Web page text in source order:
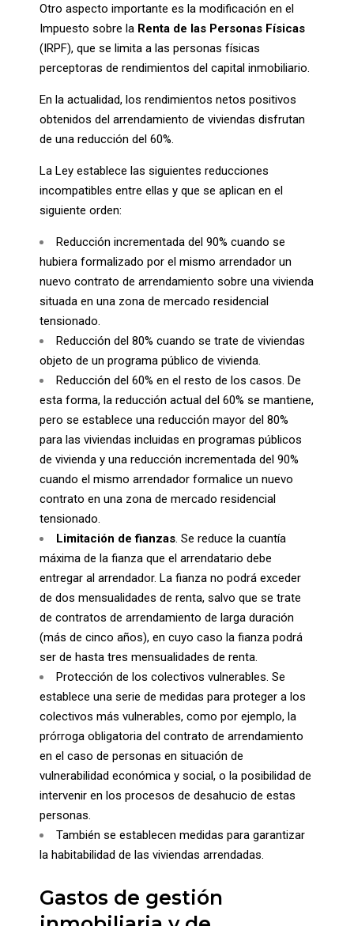
Otro aspecto importante es la modificación en el
Impuesto sobre la Renta de las Personas Físicas
(IRPF), que se limita a las personas físicas
perceptoras de rendimientos del capital inmobiliario.
En la actualidad, los rendimientos netos positivos
obtenidos del arrendamiento de viviendas disfrutan
de una reducción del 60%.
La Ley establece las siguientes reducciones
incompatibles entre ellas y que se aplican en el
siguiente orden:
Reducción incrementada del 90% cuando se
hubiera formalizado por el mismo arrendador un
nuevo contrato de arrendamiento sobre una vivienda
situada en una zona de mercado residencial
tensionado.
Reducción del 80% cuando se trate de viviendas
objeto de un programa público de vivienda.
Reducción del 60% en el resto de los casos. De
esta forma, la reducción actual del 60% se mantiene,
pero se establece una reducción mayor del 80%
para las viviendas incluidas en programas públicos
de vivienda y una reducción incrementada del 90%
cuando el mismo arrendador formalice un nuevo
contrato en una zona de mercado residencial
tensionado.
Limitación de fianzas . Se reduce la cuantía
máxima de la fianza que el arrendatario debe
entregar al arrendador. La fianza no podrá exceder
de dos mensualidades de renta, salvo que se trate
de contratos de arrendamiento de larga duración
(más de cinco años), en cuyo caso la fianza podrá
ser de hasta tres mensualidades de renta.
Protección de los colectivos vulnerables. Se
establece una serie de medidas para proteger a los
colectivos más vulnerables, como por ejemplo, la
prórroga obligatoria del contrato de arrendamiento
en el caso de personas en situación de
vulnerabilidad económica y social, o la posibilidad de
intervenir en los procesos de desahucio de estas
personas.
También se establecen medidas para garantizar
la habitabilidad de las viviendas arrendadas.
Gastos de gestión